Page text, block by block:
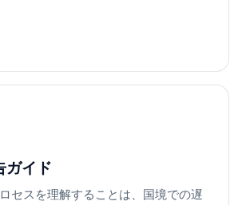
ガイド
セスを理解することは、国境での遅